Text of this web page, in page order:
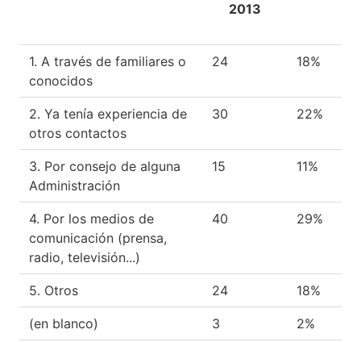
2013
1. A través de familiares o
conocidos
24 18%
2. Ya tenía experiencia de
otros contactos
30 22%
3. Por consejo de alguna
Administración
15 11%
4. Por los medios de
comunicación (prensa,
radio, televisión...)
40 29%
5. Otros 24 18%
(en blanco) 3 2%